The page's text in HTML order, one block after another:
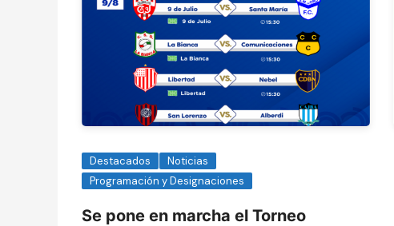
Destacados
Noticias
Programación y Designaciones
Se pone en marcha el Torneo